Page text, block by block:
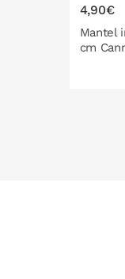
4,90€
Mantel
cm